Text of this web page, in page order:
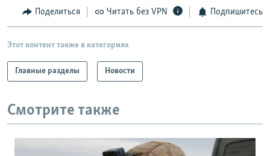
Поделиться Читать без VPN Подпишитесь
Этот контент также в категориях
Главные разделы Новости
Смотрите также